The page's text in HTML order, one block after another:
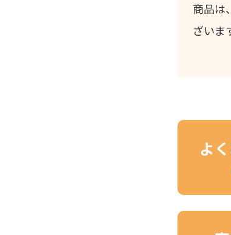
商品は
ざいま
よ